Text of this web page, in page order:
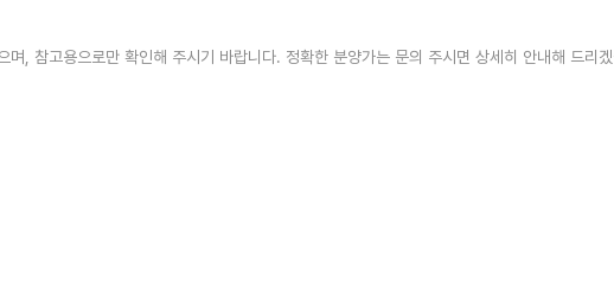
, 참고용으로만 확인해 주시기 바랍니다. 정확한 분양가는 문의 주시면 상세히 안내해 드리